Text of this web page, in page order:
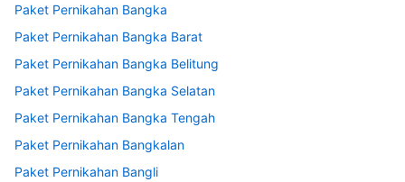
Paket Pernikahan Bangka
Paket Pernikahan Bangka Barat
Paket Pernikahan Bangka Belitung
Paket Pernikahan Bangka Selatan
Paket Pernikahan Bangka Tengah
Paket Pernikahan Bangkalan
Paket Pernikahan Bangli